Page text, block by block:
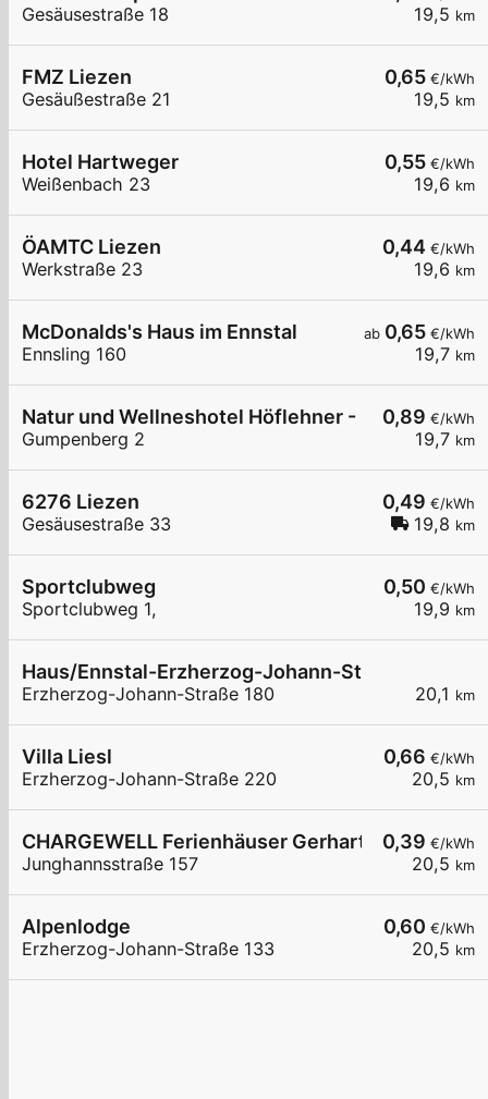
19,5 km
Gesäusestraße 18
0,65 €/kWh
19,5 km
FMZ Liezen
Gesäußestraße 21
0,55 €/kWh
19,6 km
Hotel Hartweger
Weißenbach 23
0,44 €/kWh
19,6 km
ÖAMTC Liezen
Werkstraße 23
ab 0,65 €/kWh
19,7 km
McDonalds's Haus im Ennstal
Ennsling 160
0,89 €/kWh
19,7 km
Natur und Wellneshotel Höflehner - Hotel
Gumpenberg 2
0,49 €/kWh
19,8 km
6276 Liezen
Gesäusestraße 33
0,50 €/kWh
19,9 km
Sportclubweg
Sportclubweg 1,
20,1 km
Haus/Ennstal-Erzherzog-Johann-Straße 180
Erzherzog-Johann-Straße 180
0,66 €/kWh
20,5 km
Villa Liesl
Erzherzog-Johann-Straße 220
0,39 €/kWh
20,5 km
CHARGEWELL Ferienhäuser Gerhart
Junghannsstraße 157
0,60 €/kWh
20,5 km
Alpenlodge
Erzherzog-Johann-Straße 133